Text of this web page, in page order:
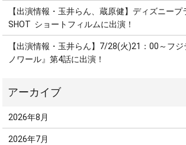
【出演情報・玉井らん、蔵原健】ディズニープ
SHOT ショートフィルムに出演！
【出演情報・玉井らん】7/28(火)21：00～フ
ノワール』第4話に出演！
2026年8月
2026年7月